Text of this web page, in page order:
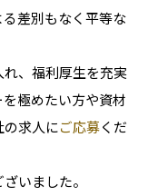
差別もなく平等な
、福利厚生を充実
極めたい方や資材
求人にご応募くだ
いました。